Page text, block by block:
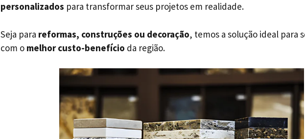
personalizados para transformar seus projetos em realidade.
Seja para reformas, construções ou decoração, temos a solução ideal para
com o melhor custo-benefício da região.